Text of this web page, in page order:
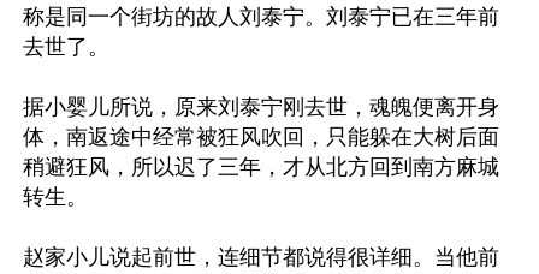
称是同一个街坊的故人刘泰宁。刘泰宁已在三年前
去世了。
据小婴儿所说，原来刘泰宁刚去世，魂魄便离开身
体，南返途中经常被狂风吹回，只能躲在大树后面
稍避狂风，所以迟了三年，才从北方回到南方麻城
转生。
赵家小儿说起前世，连细节都说得很详细。当他前